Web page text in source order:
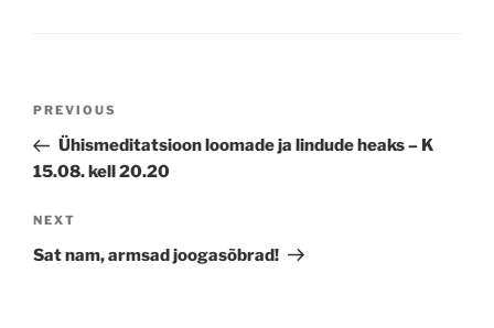
Navigeerimine
Previous
Post
PREVIOUS
Ühismeditatsioon loomade ja lindude heaks – K
15.08. kell 20.20
Next
Post
NEXT
Sat nam, armsad joogasõbrad!